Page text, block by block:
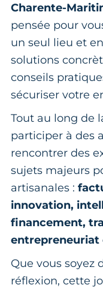
Charente-
pensée pour
un seul lieu et
solutions
conseils
sécuriser votre
Tout au long de
participer à des
rencontrer des
sujets majeurs
artisanales :
innovation,
financement,
entrepreneuriat
Que vous soyez
réflexion, cette